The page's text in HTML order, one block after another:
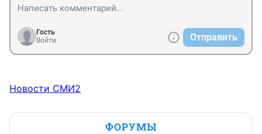
Гость
Войти
Отправить
Новости СМИ2
ФОРУМЫ